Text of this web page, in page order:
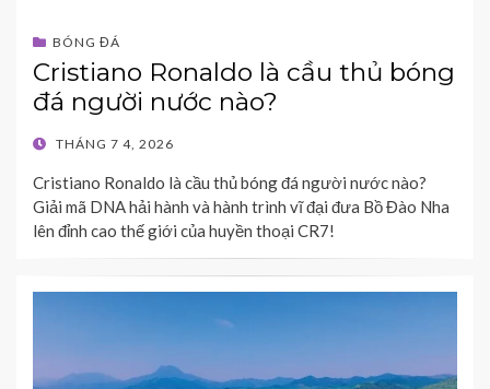
BÓNG ĐÁ
Cristiano Ronaldo là cầu thủ bóng
đá người nước nào?
POSTED
THÁNG 7 4, 2026
Cristiano Ronaldo là cầu thủ bóng đá người nước nào?
Giải mã DNA hải hành và hành trình vĩ đại đưa Bồ Đào Nha
lên đỉnh cao thế giới của huyền thoại CR7!